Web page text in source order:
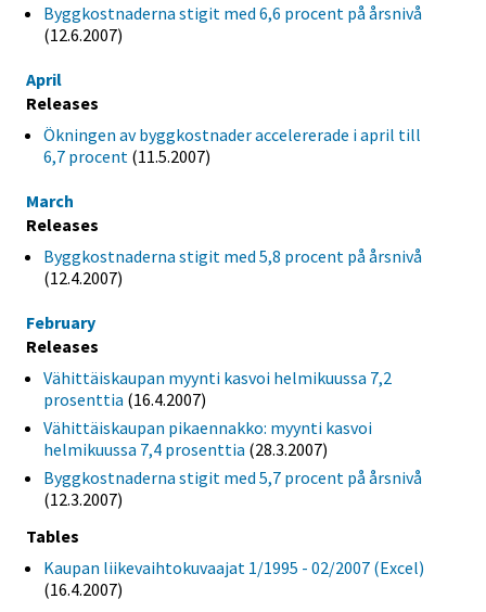
Byggkostnaderna stigit med 6,6 procent på årsnivå
(12.6.2007)
April
Releases
Ökningen av byggkostnader accelererade i april till
6,7 procent (11.5.2007)
March
Releases
Byggkostnaderna stigit med 5,8 procent på årsnivå
(12.4.2007)
February
Releases
Vähittäiskaupan myynti kasvoi helmikuussa 7,2
prosenttia (16.4.2007)
Vähittäiskaupan pikaennakko: myynti kasvoi
helmikuussa 7,4 prosenttia (28.3.2007)
Byggkostnaderna stigit med 5,7 procent på årsnivå
(12.3.2007)
Tables
Kaupan liikevaihtokuvaajat 1/1995 - 02/2007 (Excel)
(16.4.2007)